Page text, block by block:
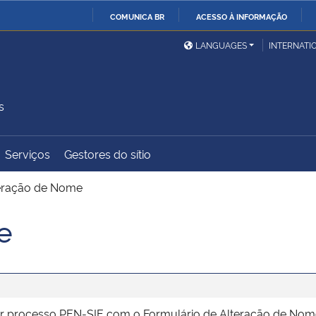
COMUNICA BR ACESSO À INFORMAÇÃO
Ministério da Defesa
Ministério das Relações
Exteriores
Ministério do
Desenvolvimento Regional
LANGUAGES
Serviços Gestores do sítio
de Nome
processo PEN-SIE com o Formulário de Alteração de